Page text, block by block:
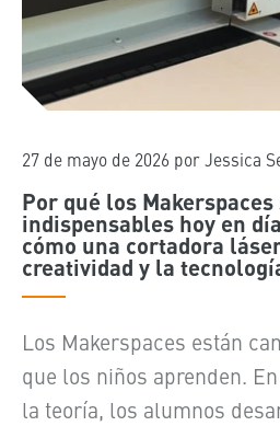
27 de mayo de 2026 por Jessica
Por qué los Makerspaces
indispensables hoy en
cómo una cortadora
creatividad y la
Los Makerspaces están
que los niños aprenden.
la teoría, los alumnos